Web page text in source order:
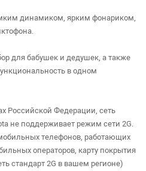
динамиком, ярким фонариком,
для бабушек и дедушек, а также
в одном
Российской Федерации, сеть
не поддерживает режим сети 2G.
телефонов, работающих
операторов, карту покрытия
стандарт 2G в вашем регионе)